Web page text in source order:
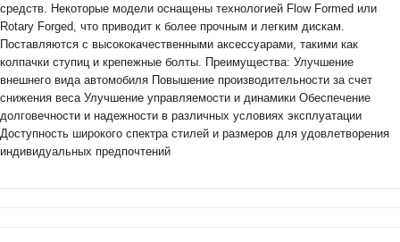
средств. Некоторые модели оснащены технологией Flow Formed или
Rotary Forged, что приводит к более прочным и легким дискам.
Поставляются с высококачественными аксессуарами, такими как
колпачки ступиц и крепежные болты. Преимущества: Улучшение
внешнего вида автомобиля Повышение производительности за счет
снижения веса Улучшение управляемости и динамики Обеспечение
долговечности и надежности в различных условиях эксплуатации
Доступность широкого спектра стилей и размеров для удовлетворения
индивидуальных предпочтений